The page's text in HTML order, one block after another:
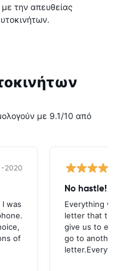
με την απευθείας
με 9.1/10 από
2020
was
of
No hastle!
Everything
letter that
give us to
go to